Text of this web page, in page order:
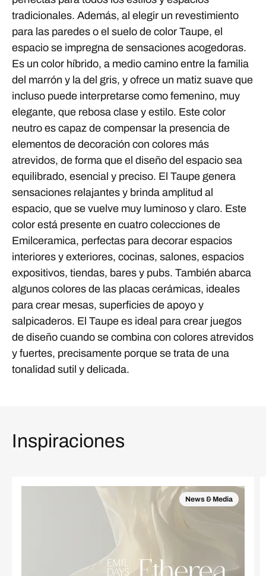
tradicionales. Además, al elegir un revestimiento
para las paredes o el suelo de color Taupe, el
espacio se impregna de sensaciones acogedoras.
Es un color híbrido, a medio camino entre la familia
del marrón y la del gris, y ofrece un matiz suave que
incluso puede interpretarse como femenino, muy
elegante, que rebosa clase y estilo. Este color
neutro es capaz de compensar la presencia de
elementos de decoración con colores más
atrevidos, de forma que el diseño del espacio sea
equilibrado, esencial y preciso. El Taupe genera
sensaciones relajantes y brinda amplitud al
espacio, que se vuelve muy luminoso y claro. Este
color está presente en cuatro colecciones de
Emilceramica, perfectas para decorar espacios
interiores y exteriores, cocinas, salones, espacios
expositivos, tiendas, bares y pubs. También abarca
algunos colores de las placas cerámicas, ideales
para crear mesas, superficies de apoyo y
salpicaderos. El Taupe es ideal para crear juegos
de diseño cuando se combina con colores atrevidos
y fuertes, precisamente porque se trata de una
tonalidad sutil y delicada.
Inspiraciones
News & Media